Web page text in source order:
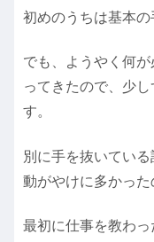
初めのうちは基本の
でも、ようやく何
ってきたので、少
す。
別に手を抜いてい
動がやけに多かった
最初に仕事を教わ